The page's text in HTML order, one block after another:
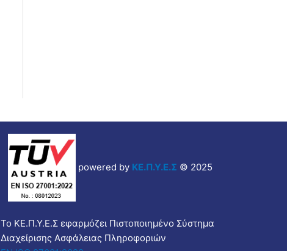
powered by ΚΕ.Π.Υ.Ε.Σ © 2025
Το ΚΕ.Π.Υ.Ε.Σ εφαρμόζει Πιστοποιημένο Σύστημα
Διαχείρισης Ασφάλειας Πληροφοριών